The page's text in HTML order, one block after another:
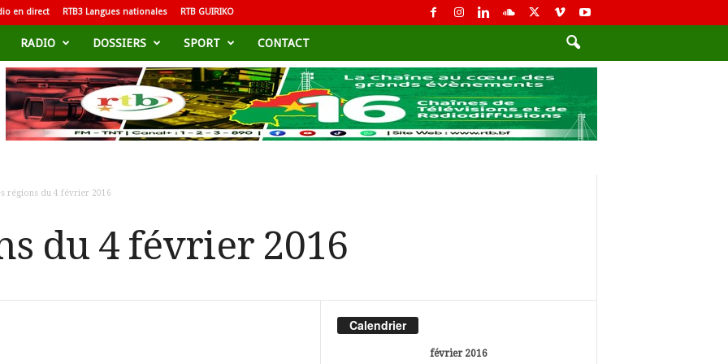
en direct RTB3 Langues nationales RTB GUIRIKO
RADIO DOSSIERS SPORT CONTACT
régions du 4 février 2016
du 4 février 2016
Calendrier
février 2016